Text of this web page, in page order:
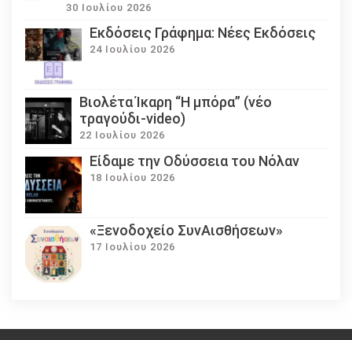
30 Ιουλίου 2026
Εκδόσεις Γράφημα: Νέες Εκδόσεις
24 Ιουλίου 2026
Βιολέτα Ίκαρη “Η μπόρα” (νέο
τραγούδι-video)
22 Ιουλίου 2026
Eίδαμε την Οδύσσεια του Νόλαν
18 Ιουλίου 2026
«Ξενοδοχείο ΣυνΑισθήσεων»
17 Ιουλίου 2026